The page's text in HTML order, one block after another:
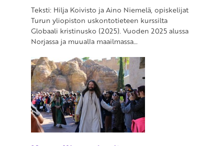
Teksti: Hilja Koivisto ja Aino Niemelä, opiskelijat
Turun yliopiston uskontotieteen kurssilta
Globaali kristinusko (2025). Vuoden 2025 alussa
Norjassa ja muualla maailmassa…